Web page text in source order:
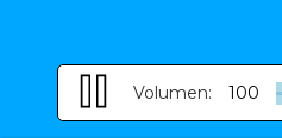
Volumen: 100